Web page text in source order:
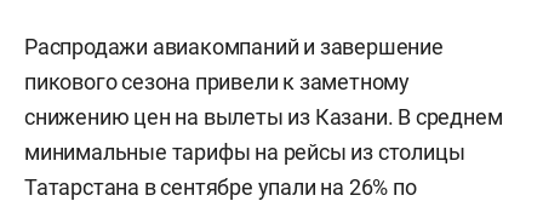
Распродажи авиакомпаний и завершение
пикового сезона привели к заметному
снижению цен на вылеты из Казани. В среднем
минимальные тарифы на рейсы из столицы
Татарстана в сентябре упали на 26% по